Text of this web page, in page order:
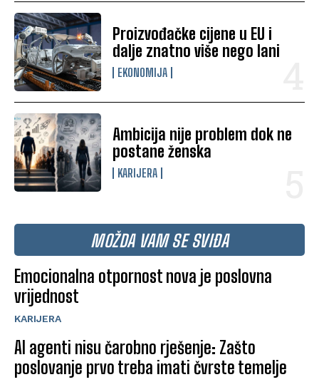
Proizvođačke cijene u EU i
dalje znatno više nego lani
EKONOMIJA
Ambicija nije problem dok ne
postane ženska
KARIJERA
MOŽDA VAM SE SVIĐA
Emocionalna otpornost nova je poslovna
vrijednost
KARIJERA
AI agenti nisu čarobno rješenje: Zašto
poslovanje prvo treba imati čvrste temelje